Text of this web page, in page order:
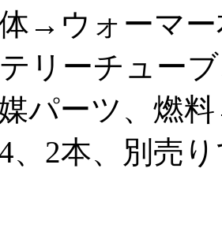
→ウォーマ
リーチュー
パーツ、燃
、2本、別売